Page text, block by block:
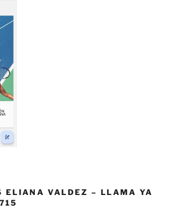
ELIANA VALDEZ – LLAMA YA